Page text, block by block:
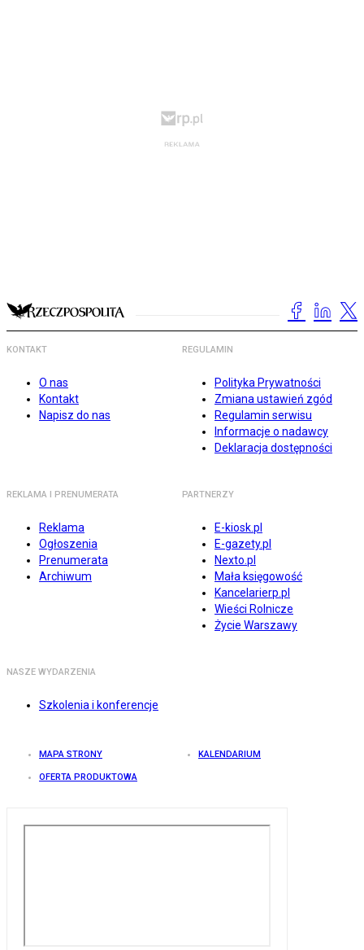
KONTAKT
O nas
Kontakt
Napisz do nas
REGULAMIN
Polityka Prywatności
Zmiana ustawień zgód
Regulamin serwisu
Informacje o nadawcy
Deklaracja dostępności
REKLAMA I PRENUMERATA
Reklama
Ogłoszenia
Prenumerata
Archiwum
PARTNERZY
E-kiosk.pl
E-gazety.pl
Nexto.pl
Mała księgowość
Kancelarierp.pl
Wieści Rolnicze
Życie Warszawy
NASZE WYDARZENIA
Szkolenia i konferencje
MAPA STRONY KALENDARIUM
OFERTA PRODUKTOWA